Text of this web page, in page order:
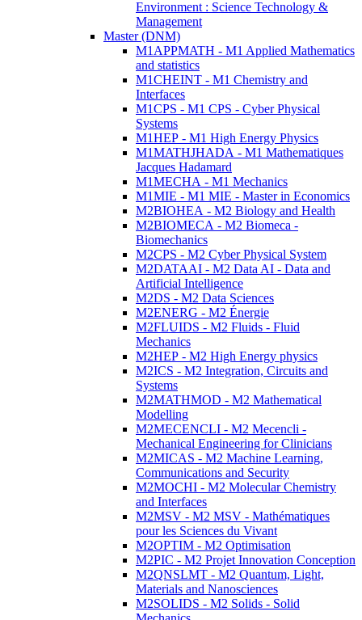
Environment : Science Technology &
Management
Master (DNM)
M1APPMATH - M1 Applied Mathematics
and statistics
M1CHEINT - M1 Chemistry and
Interfaces
M1CPS - M1 CPS - Cyber Physical
Systems
M1HEP - M1 High Energy Physics
M1MATHJHADA - M1 Mathematiques
Jacques Hadamard
M1MECHA - M1 Mechanics
M1MIE - M1 MIE - Master in Economics
M2BIOHEA - M2 Biology and Health
M2BIOMECA - M2 Biomeca -
Biomechanics
M2CPS - M2 Cyber Physical System
M2DATAAI - M2 Data AI - Data and
Artificial Intelligence
M2DS - M2 Data Sciences
M2ENERG - M2 Énergie
M2FLUIDS - M2 Fluids - Fluid
Mechanics
M2HEP - M2 High Energy physics
M2ICS - M2 Integration, Circuits and
Systems
M2MATHMOD - M2 Mathematical
Modelling
M2MECENCLI - M2 Mecencli -
Mechanical Engineering for Clinicians
M2MICAS - M2 Machine Learning,
Communications and Security
M2MOCHI - M2 Molecular Chemistry
and Interfaces
M2MSV - M2 MSV - Mathématiques
pour les Sciences du Vivant
M2OPTIM - M2 Optimisation
M2PIC - M2 Projet Innovation Conception
M2QNSLMT - M2 Quantum, Light,
Materials and Nanosciences
M2SOLIDS - M2 Solids - Solid